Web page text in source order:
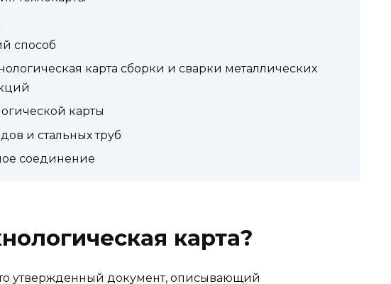
способ
карта сборки и сварки металлических
карты
и стальных труб
соединение
карта?
утвержденный документ, описывающий